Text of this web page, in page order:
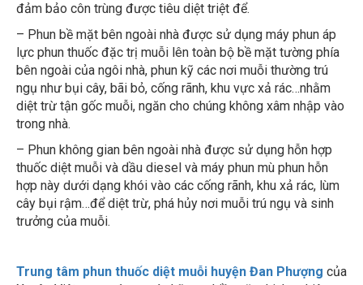
bên ngoài của ngôi nhà, phun kỹ các nơi muỗi thường trú
ngụ như bụi cây, bãi bỏ, cống rãnh, khu vực xả rác…nhằm
diệt trừ tận gốc muỗi, ngăn cho chúng không xâm nhập vào
trong nhà.
– Phun không gian bên ngoài nhà được sử dụng hỗn hợp
hợp này dưới dạng khói vào các cống rãnh, khu xả rác, lùm
cây bụi rậm…để diệt trừ, phá hủy nơi muỗi trú ngụ và sinh
trưởng của muỗi.
thực hiện chuyên nghiệp, máy móc hiện đại. Các loại thuốc